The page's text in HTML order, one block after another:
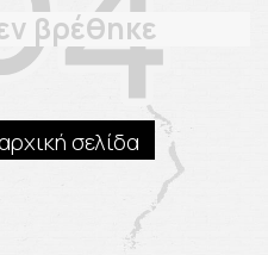
βρέθηκε
σελίδα